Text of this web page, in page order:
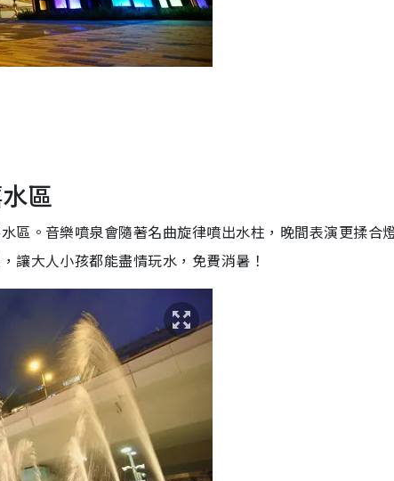
區
區。音樂噴泉會隨著名曲旋律噴出水柱，晚間表演更揉合
讓大人小孩都能盡情玩水，免費消暑！